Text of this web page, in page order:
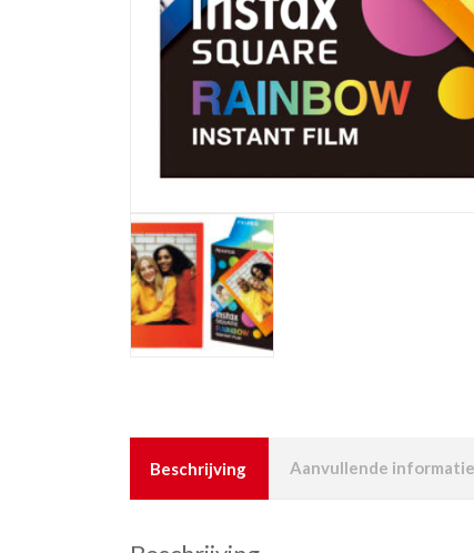
Beschrijving Aanvullende informatie